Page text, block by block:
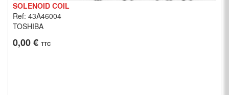
SOLENOID COIL
Ref: 43A46004
TOSHIBA
0,00 € TTC